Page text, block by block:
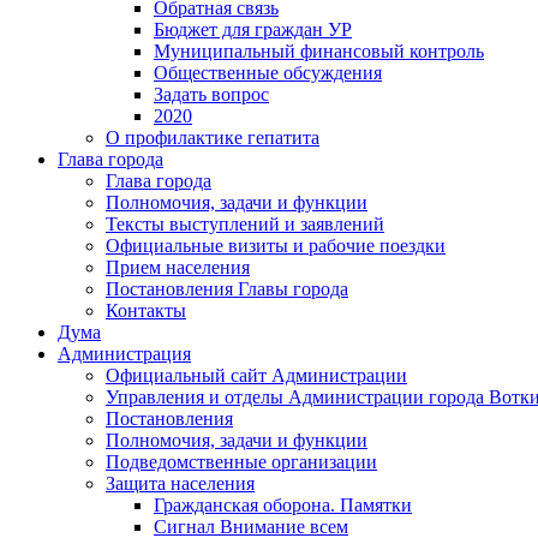
Обратная связь
Бюджет для граждан УР
Муниципальный финансовый контроль
Общественные обсуждения
Задать вопрос
2020
О профилактике гепатита
Глава города
Глава города
Полномочия, задачи и функции
Тексты выступлений и заявлений
Официальные визиты и рабочие поездки
Прием населения
Постановления Главы города
Контакты
Дума
Администрация
Официальный сайт Администрации
Управления и отделы Администрации города
Постановления
Полномочия, задачи и функции
Подведомственные организации
Защита населения
Гражданская оборона. Памятки
Сигнал Внимание всем